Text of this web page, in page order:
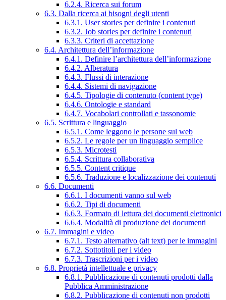
6.2.4. Ricerca sui forum
6.3. Dalla ricerca ai bisogni degli utenti
6.3.1. User stories per definire i contenuti
6.3.2. Job stories per definire i contenuti
6.3.3. Criteri di accettazione
6.4. Architettura dell’informazione
6.4.1. Definire l’architettura dell’informazione
6.4.2. Alberatura
6.4.3. Flussi di interazione
6.4.4. Sistemi di navigazione
6.4.5. Tipologie di contenuto (content type)
6.4.6. Ontologie e standard
6.4.7. Vocabolari controllati e tassonomie
6.5. Scrittura e linguaggio
6.5.1. Come leggono le persone sul web
6.5.2. Le regole per un linguaggio semplice
6.5.3. Microtesti
6.5.4. Scrittura collaborativa
6.5.5. Content critique
6.5.6. Traduzione e localizzazione dei contenuti
6.6. Documenti
6.6.1. I documenti vanno sul web
6.6.2. Tipi di documenti
6.6.3. Formato di lettura dei documenti elettronici
6.6.4. Modalità di produzione dei documenti
6.7. Immagini e video
6.7.1. Testo alternativo (alt text) per le immagini
6.7.2. Sottotitoli per i video
6.7.3. Trascrizioni per i video
6.8. Proprietà intellettuale e privacy
6.8.1. Pubblicazione di contenuti prodotti dalla
Pubblica Amministrazione
6.8.2. Pubblicazione di contenuti non prodotti